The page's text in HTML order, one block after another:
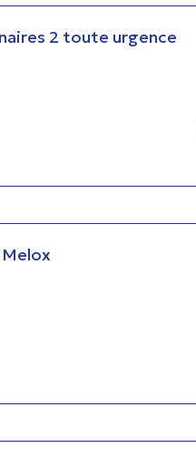
2 toute urgence